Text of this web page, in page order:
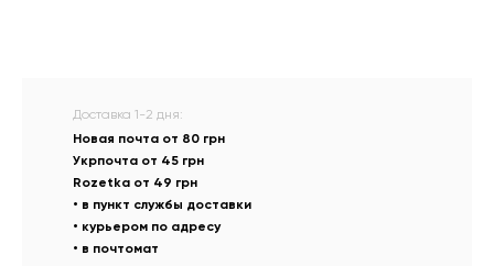
Доставка 1-2 дня:
Новая почта от 80 грн
Укрпочта от 45 грн
Rozetka от 49 грн
• в пункт службы доставки
• курьером по адресу
• в почтомат